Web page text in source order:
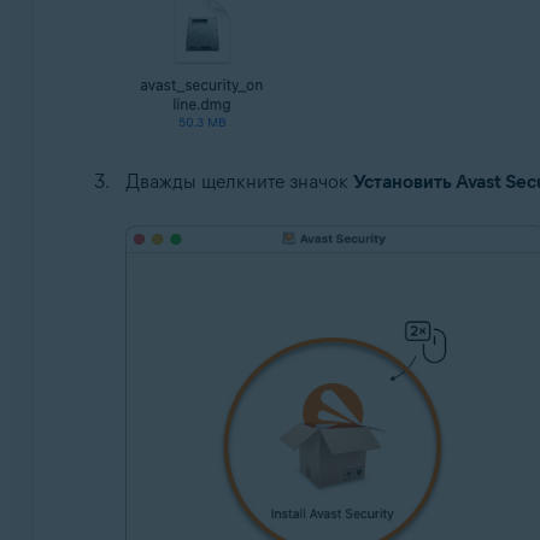
Дважды щелкните значок Установить Avast